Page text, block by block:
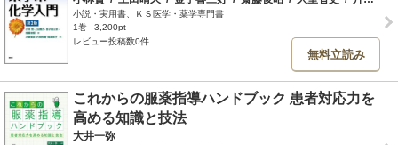
小説・実用書、ＫＳ医学・薬学専門書
1巻
3,200pt
レビュー投稿数0件
無料立読み
これからの服薬指導ハンドブック 患者対応力を
高める知識と技法
大井一弥